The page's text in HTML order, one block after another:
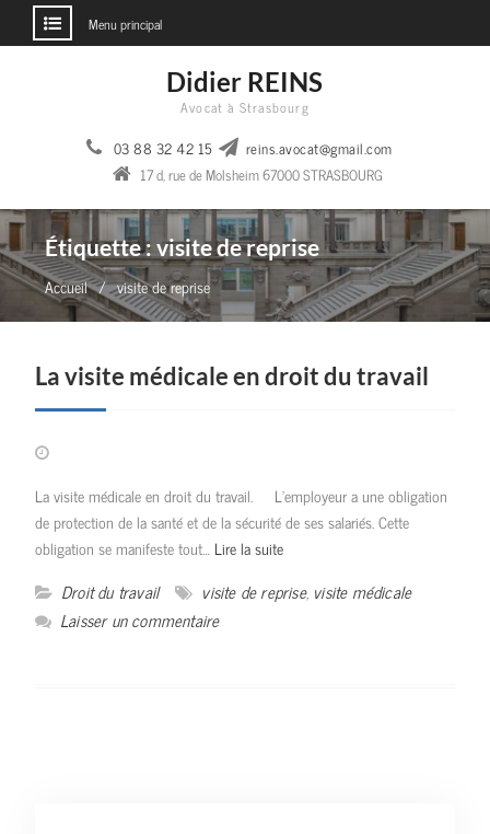
Menu principal
Didier REINS
Avocat à Strasbourg
03 88 32 42 15
reins.avocat@gmail.com
17 d, rue de Molsheim 67000 STRASBOURG
Étiquette :visite de reprise
Accueil visite de reprise
La visite médicale en droit du travail
La visite médicale en droit du travail. L’employeur a une obligation
de protection de la santé et de la sécurité de ses salariés. Cette
obligation se manifeste tout… Lire la suite
Droit du travail visite de reprise, visite médicale
Laisser un commentaire